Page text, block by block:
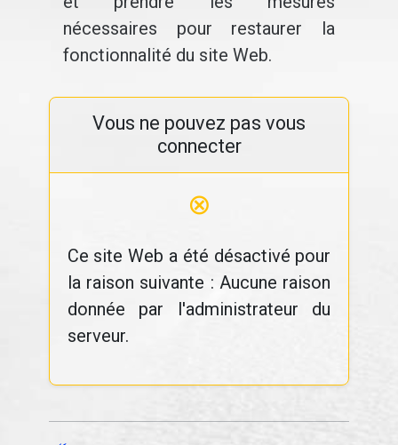
nécessaires pour restaurer la
fonctionnalité du site Web.
Vous ne pouvez pas vous
connecter
⊗
Ce site Web a été désactivé pour
la raison suivante : Aucune raison
donnée par l'administrateur du
serveur.